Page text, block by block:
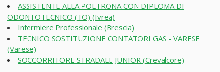
ASSISTENTE ALLA POLTRONA CON DIPLOMA DI
ODONTOTECNICO (TO) (Ivrea)
Infermiere Professionale (Brescia)
TECNICO SOSTITUZIONE CONTATORI GAS - VARESE
(Varese)
SOCCORRITORE STRADALE JUNIOR (Crevalcore)